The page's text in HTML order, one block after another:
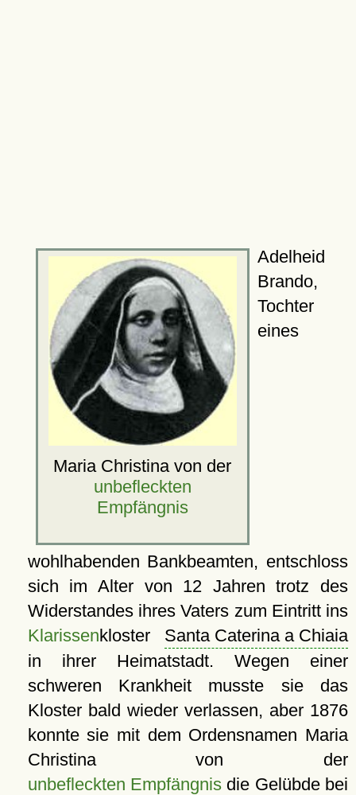
Maria Christina von der
unbefleckten
Empfängnis
Adelheid
Brando,
Tochter
eines
wohlhabenden Bankbeamten, entschloss
sich im Alter von 12 Jahren trotz des
Widerstandes ihres Vaters zum Eintritt ins
Klarissenkloster Santa Caterina a Chiaia
in ihrer Heimatstadt. Wegen einer
schweren Krankheit musste sie das
Kloster bald wieder verlassen, aber 1876
konnte sie mit dem Ordensnamen Maria
Christina von der
unbefleckten Empfängnisdie Gelübde bei